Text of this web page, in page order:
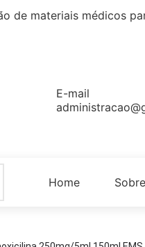
de materiais médicos
E-mail
Home Sobre